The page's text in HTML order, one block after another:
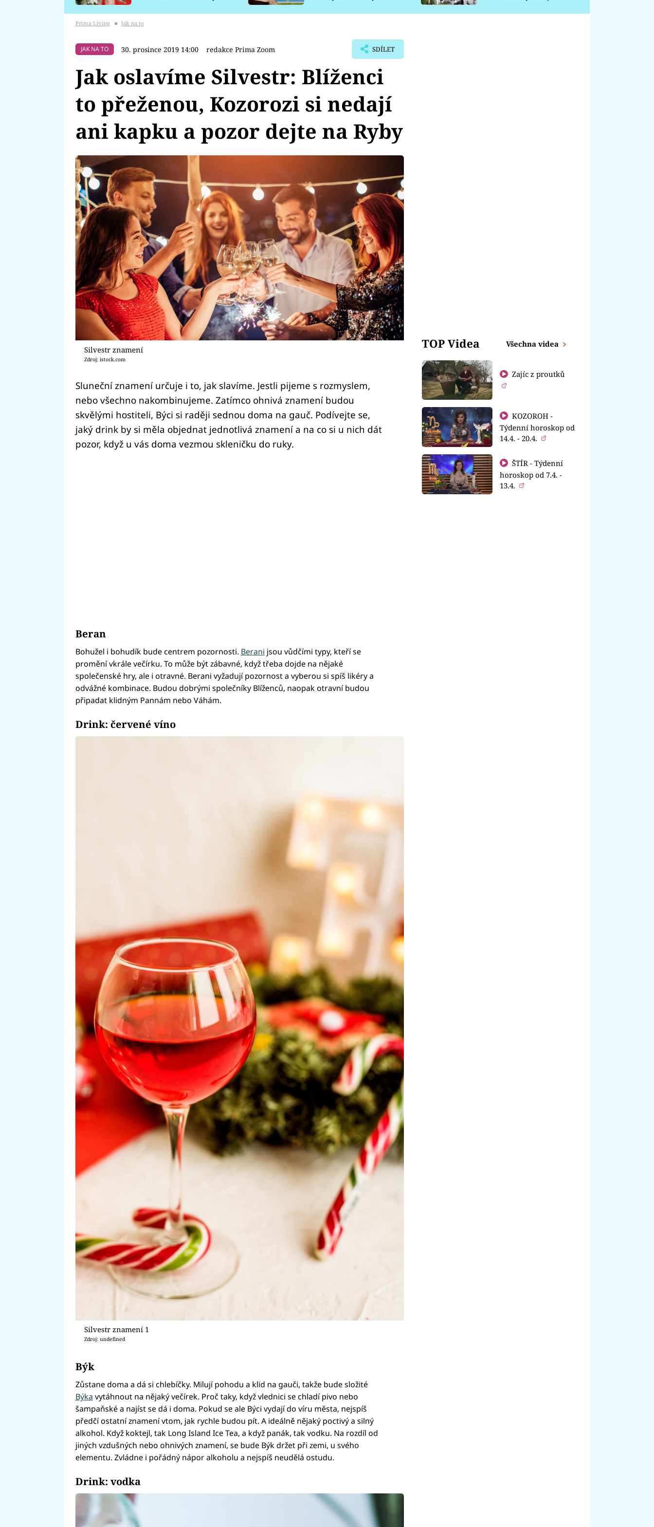
Prima Living ■ Jak na to
JAK NA TO 30. prosince 2019 14:00 redakce Prima Zoom SDÍLET
Jak oslavíme Silvestr: Blíženci
to přeženou, Kozorozi si nedají
ani kapku a pozor dejte na Ryby
Silvestr znamení
Zdroj: istock.com
Sluneční znamení určuje i to, jak slavíme. Jestli pijeme s rozmyslem,
nebo všechno nakombinujeme. Zatímco ohnivá znamení budou
skvělými hostiteli, Býci si raději sednou doma na gauč. Podívejte se,
jaký drink by si měla objednat jednotlivá znamení a na co si u nich dát
pozor, když u vás doma vezmou skleničku do ruky.
Beran
Bohužel i bohudík bude centrem pozornosti. Berani jsou vůdčími typy, kteří se
promění vkrále večírku. To může být zábavné, když třeba dojde na nějaké
společenské hry, ale i otravné. Berani vyžadují pozornost a vyberou si spíš likéry a
odvážné kombinace. Budou dobrými společníky Blíženců, naopak otravní budou
připadat klidným Pannám nebo Váhám.
Drink: červené víno
Silvestr znamení 1
Zdroj: undefined
Býk
Zůstane doma a dá si chlebíčky. Milují pohodu a klid na gauči, takže bude složité
Býka vytáhnout na nějaký večírek. Proč taky, když vlednici se chladí pivo nebo
šampaňské a najíst se dá i doma. Pokud se ale Býci vydají do víru města, nejspíš
předčí ostatní znamení vtom, jak rychle budou pít. A ideálně nějaký poctivý a silný
alkohol. Když koktejl, tak Long Island Ice Tea, a když panák, tak vodku. Na rozdíl od
jiných vzdušných nebo ohnivých znamení, se bude Býk držet při zemi, u svého
elementu. Zvládne i pořádný nápor alkoholu a nejspíš neudělá ostudu.
Drink: vodka
TOP Videa Všechna videa
Zajíc z proutků
KOZOROH -
Týdenní horoskop od
14.4. - 20.4.
ŠTÍR - Týdenní
horoskop od 7.4. -
13.4.